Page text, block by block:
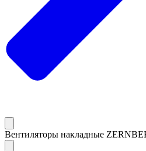
Вентиляторы накладные